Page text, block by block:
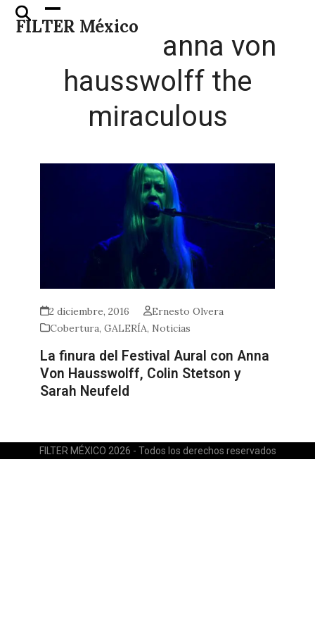
Skip
FILTER México
Open
mobile
Close
mobile
anna von
hausswolff the
miraculous
2 diciembre, 2016
Ernesto Olvera
Cobertura,GALERÍA, Noticias
La finura del Festival Aural con Anna
Von Hausswolff, Colin Stetson y
Sarah Neufeld
FILTER MÉXICO 2026 - Todos los derechos reservados